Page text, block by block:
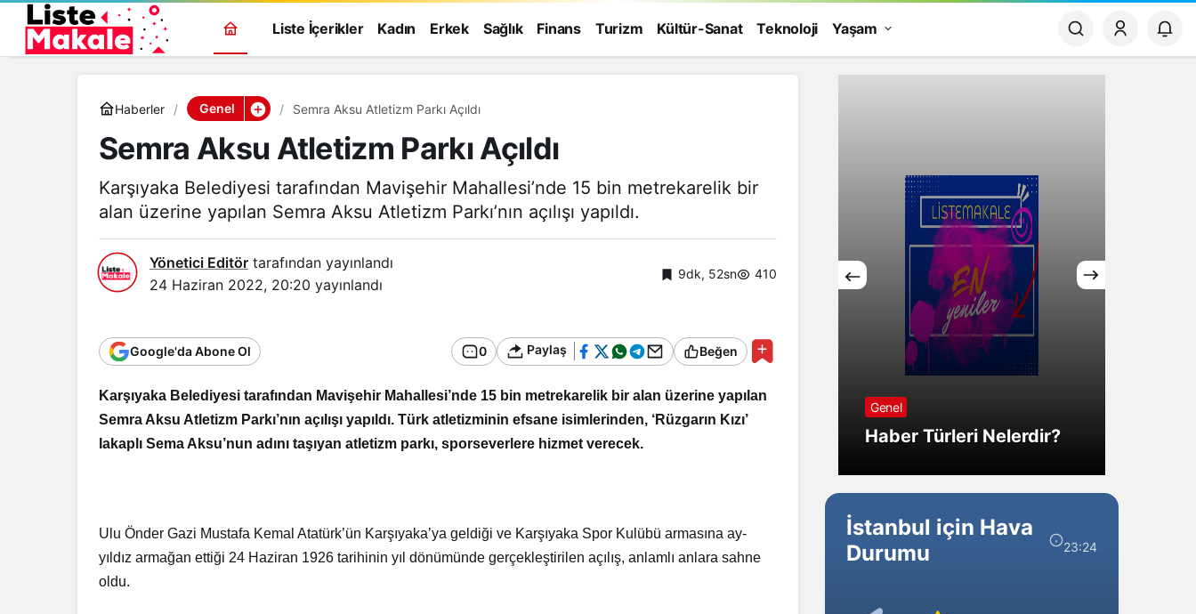
Liste İçerikler Kadın Erkek Sağlık Finans Turizm Kültür-Sanat Teknoloji Yaşam
Haberler Genel Semra Aksu Atletizm Parkı Açıldı
Semra Aksu Atletizm Parkı Açıldı
Karşıyaka Belediyesi tarafından Mavişehir Mahallesi’nde 15 bin metrekarelik bir
alan üzerine yapılan Semra Aksu Atletizm Parkı’nın açılışı yapıldı.
Yönetici Editör tarafından yayınlandı
24 Haziran 2022, 20:20 yayınlandı
9dk, 52sn 410
Google'da Abone Ol 0 Paylaş Beğen
Karşıyaka Belediyesi tarafından Mavişehir Mahallesi’nde 15 bin metrekarelik bir alan üzerine yapılan
Semra Aksu Atletizm Parkı’nın açılışı yapıldı. Türk atletizminin efsane isimlerinden, ‘Rüzgarın Kızı’
lakaplı Sema Aksu’nun adını taşıyan atletizm parkı, sporseverlere hizmet verecek.
Ulu Önder Gazi Mustafa Kemal Atatürk’ün Karşıyaka’ya geldiği ve Karşıyaka Spor Kulübü armasına ay-
yıldız armağan ettiği 24 Haziran 1926 tarihinin yıl dönümünde gerçekleştirilen açılış, anlamlı anlara sahne
oldu.
Bir Erkek Bir Kadına Ne
Zaman Bağlanır?
Genel
Haber Türleri Nelerdir?
İstanbul için Hava
Durumu
23:24